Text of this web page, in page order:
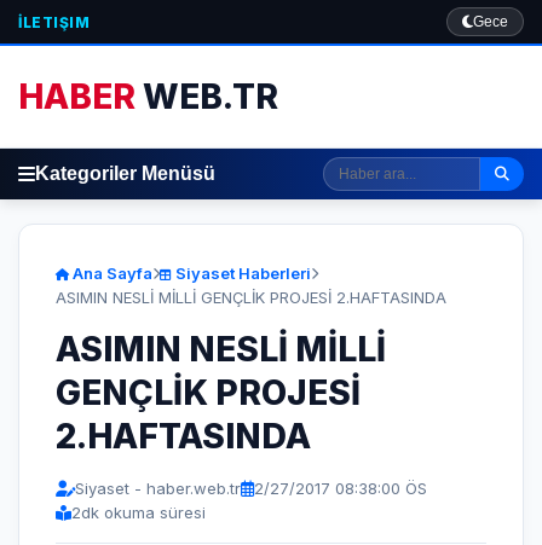
İLETIŞIM Gece
HABERWEB.TR
Kategoriler Menüsü
Ana Sayfa
Siyaset Haberleri
ASIMIN NESLİ MİLLİ GENÇLİK PROJESİ 2.HAFTASINDA
ASIMIN NESLİ MİLLİ
GENÇLİK PROJESİ
2.HAFTASINDA
Siyaset - haber.web.tr
2/27/2017 08:38:00 ÖS
2dk okuma süresi